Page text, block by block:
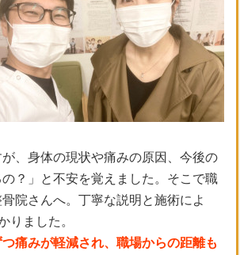
、身体の現状や痛みの原因、今後の
？」と不安を覚えました。そこで職
院さんへ。丁寧な説明と施術によ
りました。
痛みが軽減され、職場からの距離も